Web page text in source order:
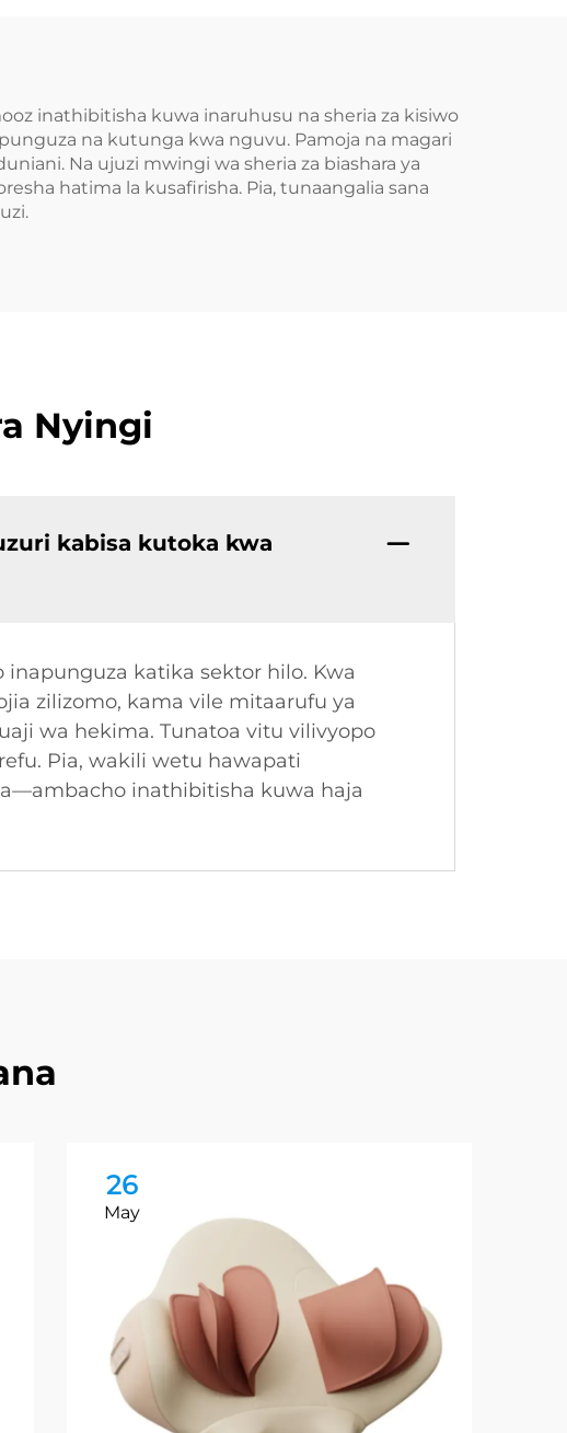
inathibitisha kuwa inaruhusu na sheria za kisiwo
na kutunga kwa nguvu. Pamoja na magari
Na ujuzi mwingi wa sheria za biashara ya
hatima la kusafirisha. Pia, tunaangalia sana
Nyingi
kabisa kutoka kwa
katika sektor hilo. Kwa
zilizomo, kama vile mitaarufu ya
wa hekima. Tunatoa vitu vilivyopo
Pia, wakili wetu hawapati
inathibitisha kuwa haja
26
May